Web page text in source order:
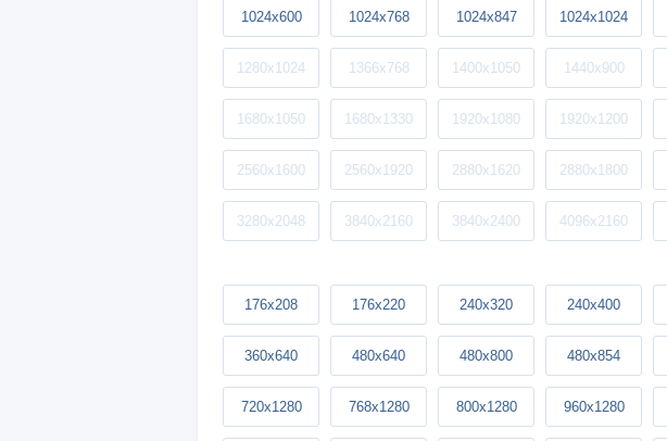
1024x600 1024x768 1024x847 1024x1024
1280x1024 1366x768 1400x1050 1440x900
1680x1050 1680x1330 1920x1080 1920x1200
2560x1600 2560x1920 2880x1620 2880x1800
3280x2048 3840x2160 3840x2400 4096x2160
176x208 176x220 240x320 240x400
360x640 480x640 480x800 480x854
720x1280 768x1280 800x1280 960x1280